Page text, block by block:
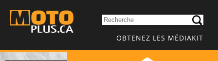
OBTENEZ LES MÉDIAKIT